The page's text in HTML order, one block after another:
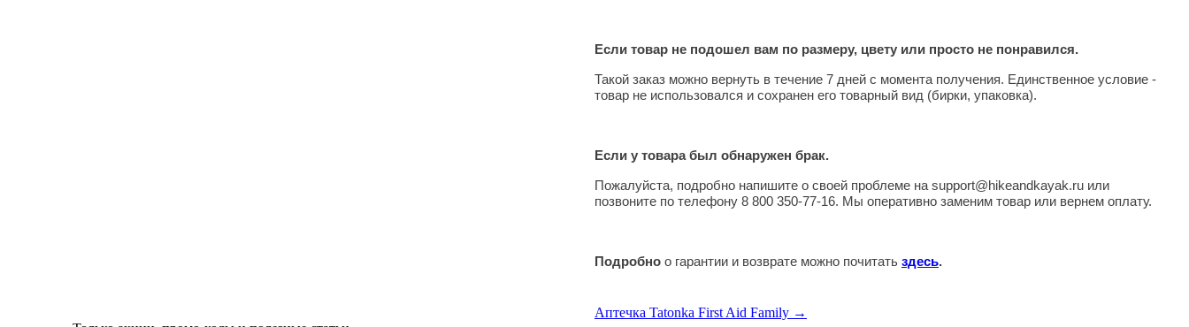
Если товар не подошел вам по размеру, цвету или просто не понравился.
Такой заказ можно вернуть в течение 7 дней с момента получения. Единственное условие -
товар не использовался и сохранен его товарный вид (бирки, упаковка).
Если у товара был обнаружен брак.
Пожалуйста, подробно напишите о своей проблеме на support@hikeandkayak.ru или
позвоните по телефону 8 800 350-77-16. Мы оперативно заменим товар или вернем оплату.
Подробно о гарантии и возврате можно почитать здесь.
Аптечка Tatonka First Aid Family →